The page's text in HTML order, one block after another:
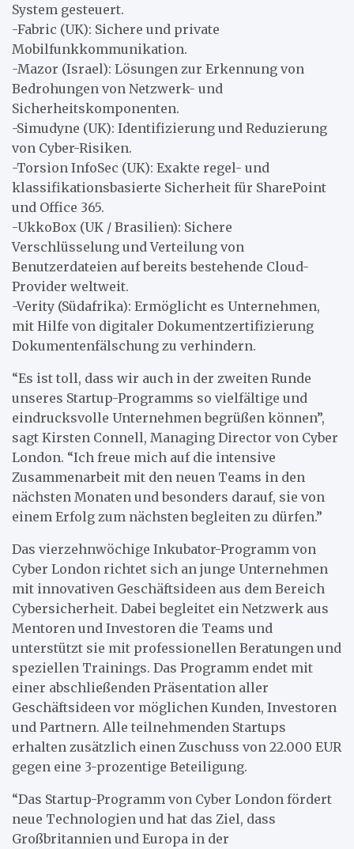
System gesteuert.
-Fabric (UK): Sichere und private
Mobilfunkkommunikation.
-Mazor (Israel): Lösungen zur Erkennung von
Bedrohungen von Netzwerk- und
Sicherheitskomponenten.
-Simudyne (UK): Identifizierung und Reduzierung
von Cyber-Risiken.
-Torsion InfoSec (UK): Exakte regel- und
klassifikationsbasierte Sicherheit für SharePoint
und Office 365.
-UkkoBox (UK / Brasilien): Sichere
Verschlüsselung und Verteilung von
Benutzerdateien auf bereits bestehende Cloud-
Provider weltweit.
-Verity (Südafrika): Ermöglicht es Unternehmen,
mit Hilfe von digitaler Dokumentzertifizierung
Dokumentenfälschung zu verhindern.
“Es ist toll, dass wir auch in der zweiten Runde
unseres Startup-Programms so vielfältige und
eindrucksvolle Unternehmen begrüßen können”,
sagt Kirsten Connell, Managing Director von Cyber
London. “Ich freue mich auf die intensive
Zusammenarbeit mit den neuen Teams in den
nächsten Monaten und besonders darauf, sie von
einem Erfolg zum nächsten begleiten zu dürfen.”
Das vierzehnwöchige Inkubator-Programm von
Cyber London richtet sich an junge Unternehmen
mit innovativen Geschäftsideen aus dem Bereich
Cybersicherheit. Dabei begleitet ein Netzwerk aus
Mentoren und Investoren die Teams und
unterstützt sie mit professionellen Beratungen und
speziellen Trainings. Das Programm endet mit
einer abschließenden Präsentation aller
Geschäftsideen vor möglichen Kunden, Investoren
und Partnern. Alle teilnehmenden Startups
erhalten zusätzlich einen Zuschuss von 22.000 EUR
gegen eine 3-prozentige Beteiligung.
“Das Startup-Programm von Cyber London fördert
neue Technologien und hat das Ziel, dass
Großbritannien und Europa in der